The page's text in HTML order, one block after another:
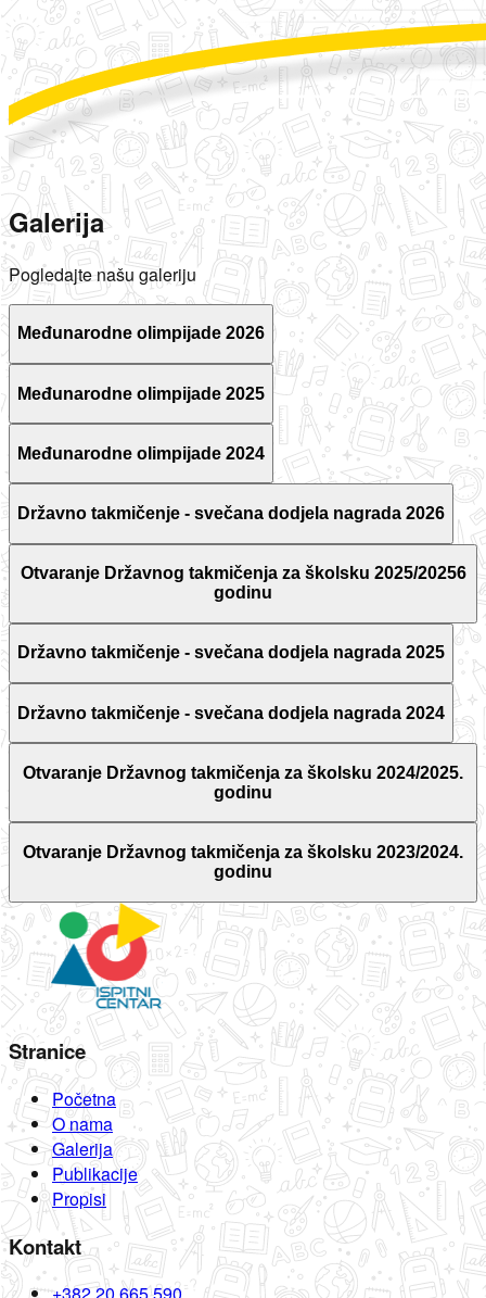
Galerija
Pogledajte našu galeriju
Međunarodne olimpijade 2026
Međunarodne olimpijade 2025
Međunarodne olimpijade 2024
Državno takmičenje - svečana dodjela nagrada 2026
Otvaranje Državnog takmičenja za školsku 2025/20256
godinu
Državno takmičenje - svečana dodjela nagrada 2025
Državno takmičenje - svečana dodjela nagrada 2024
Otvaranje Državnog takmičenja za školsku 2024/2025.
godinu
Otvaranje Državnog takmičenja za školsku 2023/2024.
godinu
Stranice
Početna
O nama
Galerija
Publikacije
Propisi
Kontakt